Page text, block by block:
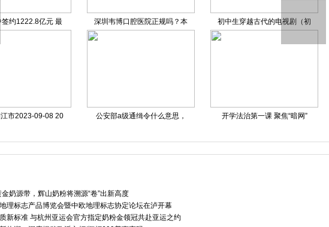
签约1222.8亿元 最 深圳韦博口腔医院正规吗？本 初中生穿越古代的电视剧（初
市2023-09-08 20 公安部a级通缉令什么意思， 开学法治第一课 聚焦“暗网”
奶源带，辉山奶粉将溯源“卷”出新高度
理标志产品博览会暨中欧地理标志协定论坛在泸开幕
新标准 与杭州亚运会官方指定奶粉金领冠共赴亚运之约